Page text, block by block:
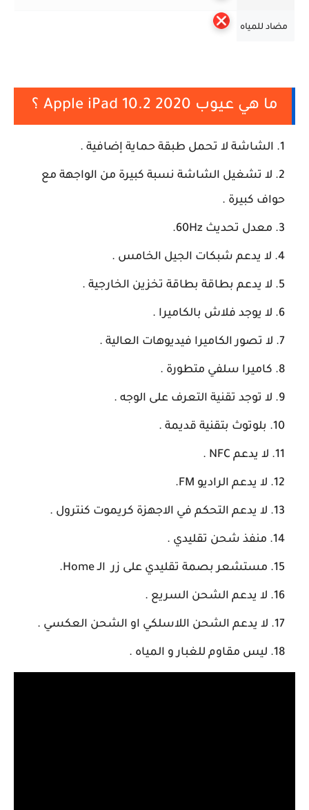
مضاد للمياه
ما هي عيوب Apple iPad 10.2 2020 ؟
الشاشة لا تحمل طبقة حماية إضافية .
لا تشغيل الشاشة نسبة كبيرة من الواجهة مع
حواف كبيرة .
معدل تحديث 60Hz.
لا يدعم شبكات الجيل الخامس .
لا يدعم بطاقة بطاقة تخزين الخارجية .
لا يوجد فلاش بالكاميرا .
لا تصور الكاميرا فيديوهات العالية .
كاميرا سلفي متطورة .
لا توجد تقنية التعرف على الوجه .
بلوتوث بتقنية قديمة .
لا يدعم NFC .
لا يدعم الراديو FM.
لا يدعم التحكم في الاجهزة كريموت كنترول .
منفذ شحن تقليدي .
مستشعر بصمة تقليدي على زر الـ Home.
لا يدعم الشحن السريع .
لا يدعم الشحن اللاسلكي او الشحن العكسي .
ليس مقاوم للغبار و المياه .